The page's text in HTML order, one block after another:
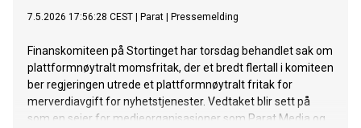
7.5.2026 17:56:28 CEST Parat Pressemelding
Finanskomiteen på Stortinget har torsdag behandlet sak om
plattformnøytralt momsfritak, der et bredt flertall i komiteen
ber regjeringen utrede et plattformnøytralt fritak for
merverdiavgift for nyhetstjenester. Vedtaket blir sett på
som en seier for medieorganisasjoner som Parat Media og